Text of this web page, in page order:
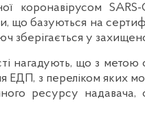
коронавірусом
що базуються на
у
нагадують, що з метою
ЕДП, з переліком яких
ресурсу